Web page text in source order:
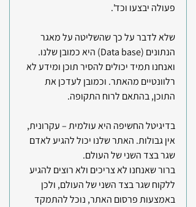
פעולה יבצעו וכד'.
שלא לדבר על כך שהשליטה על מאגר
הנתונים (Data base) היא כמובן שלנו.
ואנחנו תמיד יכולים להסיר תוכן ומידע לא
רלוונטיים מהאתר. וכמובן לעדכן את
התוכן, בהתאם לרוח התקופה.
בדיגיטל החשיפה היא עולמית – עקרונית,
אין גבולות. האתר שלנו יכול להגיע לאדם
שגר בצד השני של העולם.
ברור שאנחנו לא צריכים ולא רוצים להגיע
ללקוח שגר בצד השני של העולם, ולכן
באמצעות פרסום האתר, נוכל להתמקד